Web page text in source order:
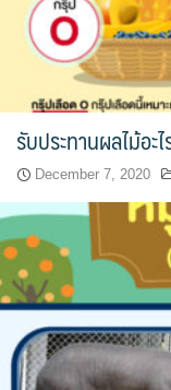
โรงเรียนการเรือน
รับประทานผลไม้อะ
December 7, 2020